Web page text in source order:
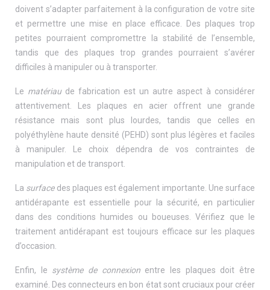
doivent s’adapter parfaitement à la configuration de votre site
et permettre une mise en place efficace. Des plaques trop
petites pourraient compromettre la stabilité de l’ensemble,
tandis que des plaques trop grandes pourraient s’avérer
difficiles à manipuler ou à transporter.
Le matériau de fabrication est un autre aspect à considérer
attentivement. Les plaques en acier offrent une grande
résistance mais sont plus lourdes, tandis que celles en
polyéthylène haute densité (PEHD) sont plus légères et faciles
à manipuler. Le choix dépendra de vos contraintes de
manipulation et de transport.
La surface des plaques est également importante. Une surface
antidérapante est essentielle pour la sécurité, en particulier
dans des conditions humides ou boueuses. Vérifiez que le
traitement antidérapant est toujours efficace sur les plaques
d’occasion.
Enfin, le système de connexion entre les plaques doit être
examiné. Des connecteurs en bon état sont cruciaux pour créer